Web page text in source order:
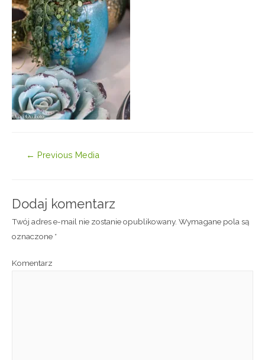
← Previous Media
Dodaj komentarz
Twój adres e-mail nie zostanie opublikowany. Wymagane pola są
oznaczone *
Komentarz